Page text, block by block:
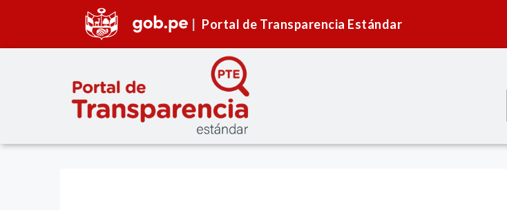
Portal de Transparencia Estándar